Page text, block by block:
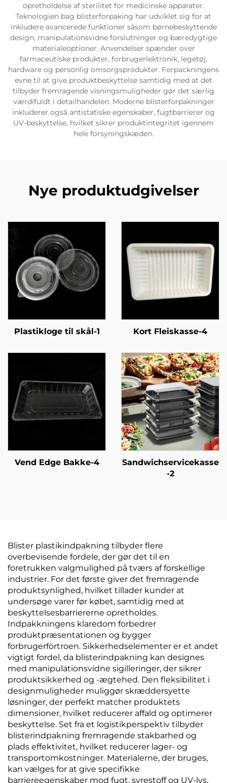
opretholdelse af sterilitet for medicinske apparater.
Teknologien bag blisterforpaking har udviklet sig for at
inkludere avancerede funktioner såsom børnebeskyttende
design, manipulationsvidne forslutninger og bæredygtige
materialeoptioner. Anvendelser spænder over
farmaceutiske produkter, forbrugerlektronik, legetøj,
hardware og personlig omsorgsprodukter. Forpackningens
evne til at give produktbeskyttelse samtidig med at det
tilbyder fremragende visningsmuligheder gør det særlig
værdifuldt i detailhandelen. Moderne blisterforpakninger
inkluderer også antistatiske egenskaber, fugtbarrierer og
UV-beskyttelse, hvilket sikrer produktintegritet igennem
hele forsyningskæden.
Nye produktudgivelser
Plastikloge til skål-1 Kort Fleiskasse-4
Vend Edge Bakke-4
Sandwichservicekasse
-2
Blister plastikindpakning tilbyder flere
overbevisende fordele, der gør det til en
foretrukken valgmulighed på tværs af forskellige
industrier. For det første giver det fremragende
produktsynlighed, hvilket tillader kunder at
undersøge varer før købet, samtidig med at
beskyttelsesbarriererne opretholdes.
Indpakkningens klaredom forbedrer
produktpræsentationen og bygger
forbrugerförtroen. Sikkerhedselementer er et andet
vigtigt fordel, da blisterindpakning kan designes
med manipulationsvidne sigilleringer, der sikrer
produktsikkerhed og -ægtehed. Den fleksibilitet i
designmuligheder muliggør skræddersyette
løsninger, der perfekt matcher produktets
dimensioner, hvilket reducerer affald og optimerer
beskyttelse. Set fra et logistikperspektiv tilbyder
blisterindpakning fremragende stakbarhed og
plads effektivitet, hvilket reducerer lager- og
transportomkostninger. Materialerne, der bruges,
kan vælges for at give specifikke
barriereegenskaber mod fugt, syrestoff og UV-lys,